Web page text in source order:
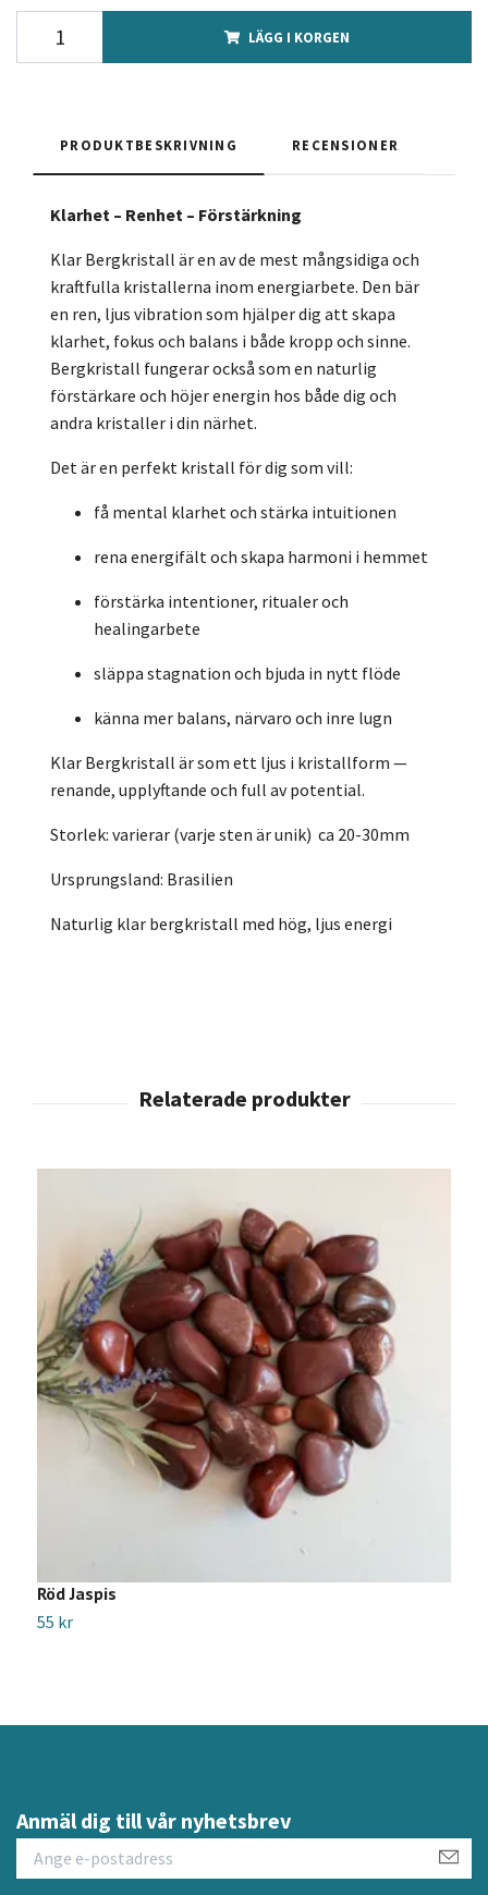
LÄGG I KORGEN
PRODUKTBESKRIVNING RECENSIONER
Klarhet – Renhet – Förstärkning
Klar Bergkristall är en av de mest mångsidiga och
kraftfulla kristallerna inom energiarbete. Den bär
en ren, ljus vibration som hjälper dig att skapa
klarhet, fokus och balans i både kropp och sinne.
Bergkristall fungerar också som en naturlig
förstärkare och höjer energin hos både dig och
andra kristaller i din närhet.
Det är en perfekt kristall för dig som vill:
få mental klarhet och stärka intuitionen
rena energifält och skapa harmoni i hemmet
förstärka intentioner, ritualer och
healingarbete
släppa stagnation och bjuda in nytt flöde
känna mer balans, närvaro och inre lugn
Klar Bergkristall är som ett ljus i kristallform —
renande, upplyftande och full av potential.
Storlek: varierar (varje sten är unik) ca 20-30mm
Ursprungsland: Brasilien
Naturlig klar bergkristall med hög, ljus energi
Röd Jaspis
55 kr
Anmäl dig till vår nyhetsbrev